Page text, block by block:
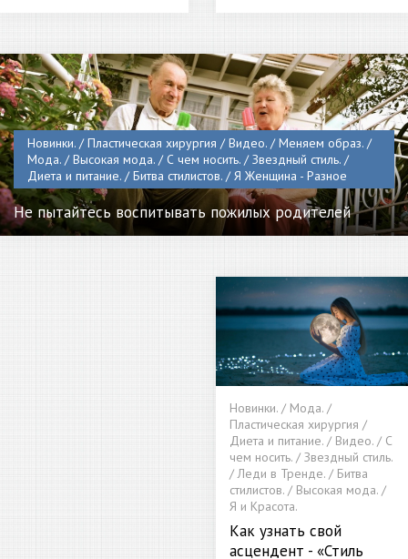
Новинки. / Пластическая хирургия / Видео. / Меняем образ. /
Мода. / Высокая мода. / С чем носить. / Звездный стиль. /
Диета и питание. / Битва стилистов. / Я Женщина - Разное
Не пытайтесь воспитывать пожилых родителей
Новинки. / Мода. /
Пластическая хирургия /
Диета и питание. / Видео. / С
чем носить. / Звездный стиль.
/ Леди в Тренде. / Битва
стилистов. / Высокая мода. /
Я и Красота.
Как узнать свой
асцендент - «Стиль